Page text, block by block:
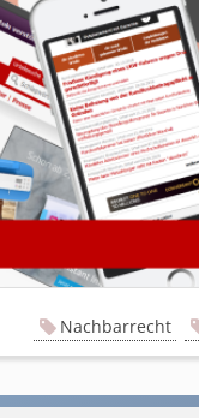
Nachbarrecht